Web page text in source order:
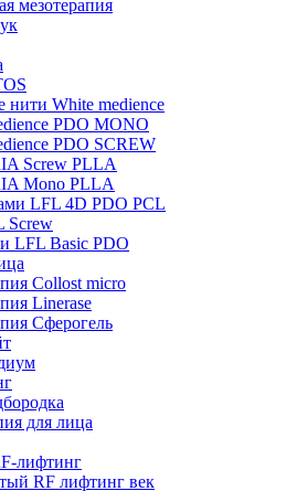
мезотерапия
White medience
PDO MONO
PDO SCREW
Screw PLLA
Mono PLLA
LFL 4D PDO PCL
Screw
LFL Basic PDO
Collost micro
Linerase
Сферогель
для лица
лифтинг
RF лифтинг век